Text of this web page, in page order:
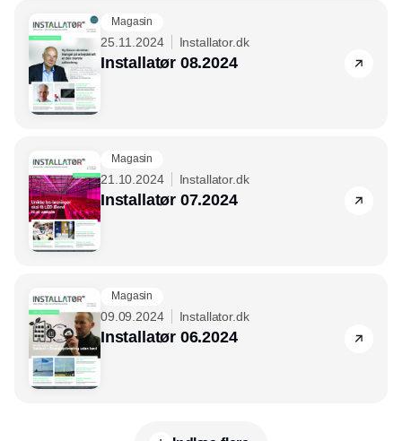
Magasin
25.11.2024 Installator.dk
Installatør 08.2024
Magasin
21.10.2024 Installator.dk
Installatør 07.2024
Magasin
09.09.2024 Installator.dk
Installatør 06.2024